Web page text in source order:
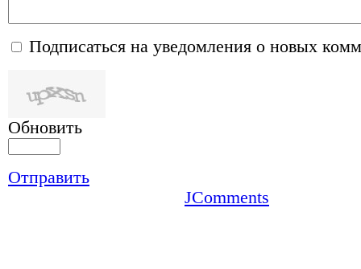
Подписаться на уведомления о новых
Обновить
Отправить
JComments